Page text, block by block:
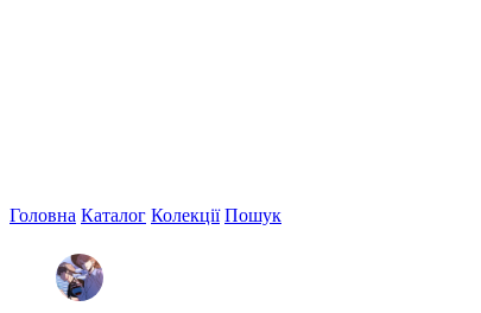
Головна Каталог Колекції Пошук